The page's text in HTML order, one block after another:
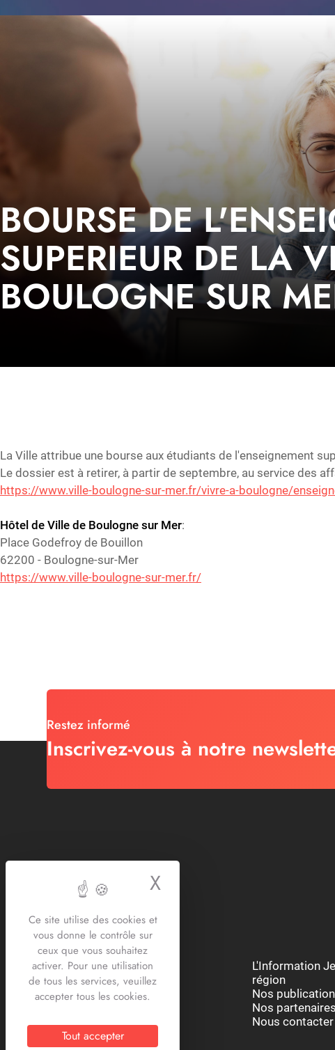
Ce site utilise des cookies et
vous donne le contrôle sur
ceux que vous souhaitez
activer. Pour une utilisation
de tous les services, veuillez
accepter tous les cookies.
Tout accepter
X Masquer le
BOURSE DE
SUPERIEUR DE LA
BOULOGNE SUR
La Ville attribue une bourse aux étudiants de l'enseignement
Le dossier est à retirer, à partir de septembre, au service des
https://www.ville-boulogne-sur-mer.fr/vivre-a-boulogne/
Hôtel de Ville de Boulogne sur Mer:
Place Godefroy de Bouillon
62200 - Boulogne-sur-Mer
https://www.ville-boulogne-sur-mer.fr/
Restez informé
Inscrivez-vous à notre
Restons connectés :
L'Information
région
Nos
Nos partenaires
Nous contacter